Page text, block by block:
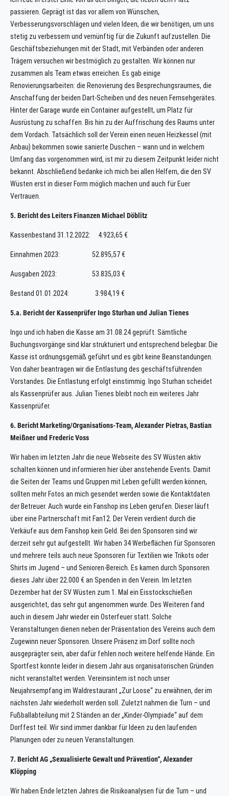
passieren. Geprägt ist das vor allem von Wünschen,
Verbesserungsvorschlägen und vielen Ideen, die wir benötigen, um uns
stetig zu verbessern und vernünftig für die Zukunft aufzustellen. Die
Geschäftsbeziehungen mit der Stadt, mit Verbänden oder anderen
Trägern versuchen wir bestmöglich zu gestalten. Wir können nur
zusammen als Team etwas erreichen. Es gab einige
Renovierungsarbeiten: die Renovierung des Besprechungsraumes, die
Anschaffung der beiden Dart-Scheiben und des neuen Fernsehgerätes.
Hinter der Garage wurde ein Container aufgestellt, um Platz für
Ausrüstung zu schaffen. Bis hin zu der Auffrischung des Raums unter
dem Vordach. Tatsächlich soll der Verein einen neuen Heizkessel (mit
Anbau) bekommen sowie sanierte Duschen – wann und in welchem
Umfang das vorgenommen wird, ist mir zu diesem Zeitpunkt leider nicht
bekannt. Abschließend bedanke ich mich bei allen Helfern, die den SV
Wüsten erst in dieser Form möglich machen und auch für Euer
Vertrauen.
5. Bericht des Leiters Finanzen Michael Döblitz
Kassenbestand 31.12.2022: 4.923,65 €
Einnahmen 2023: 52.895,57 €
Ausgaben 2023: 53.835,03 €
Bestand 01.01.2024: 3.984,19 €
5.a. Bericht der Kassenprüfer Ingo Sturhan und Julian Tienes
Ingo und ich haben die Kasse am 31.08.24 geprüft. Sämtliche
Buchungsvorgänge sind klar strukturiert und entsprechend belegbar. Die
Kasse ist ordnungsgemäß geführt und es gibt keine Beanstandungen.
Von daher beantragen wir die Entlastung des geschäftsführenden
Vorstandes. Die Entlastung erfolgt einstimmig. Ingo Sturhan scheidet
als Kassenprüfer aus. Julian Tienes bleibt noch ein weiteres Jahr
Kassenprüfer.
6. Bericht Marketing/Organisations-Team, Alexander Pietras, Bastian
Meißner und FredericVoss
Wir haben im letzten Jahr die neue Webseite des SV Wüsten aktiv
schalten können und informieren hier über anstehende Events. Damit
die Seiten der Teams und Gruppen mit Leben gefüllt werden können,
sollten mehr Fotos an mich gesendet werden sowie die Kontaktdaten
der Betreuer. Auch wurde ein Fanshop ins Leben gerufen. Dieser läuft
über eine Partnerschaft mit Fan12. Der Verein verdient durch die
Verkäufe aus dem Fanshop kein Geld. Bei den Sponsoren sind wir
derzeit sehr gut aufgestellt. Wir haben 34 Werbeflächen für Sponsoren
und mehrere teils auch neue Sponsoren für Textilien wie Trikots oder
Shirts im Jugend – und Senioren-Bereich. Es kamen durch Sponsoren
dieses Jahr über 22.000 € an Spenden in den Verein. Im letzten
Dezember hat der SV Wüsten zum 1. Mal ein Eisstockschießen
ausgerichtet, das sehr gut angenommen wurde. Des Weiteren fand
auch in diesem Jahr wieder ein Osterfeuer statt. Solche
Veranstaltungen dienen neben der Präsentation des Vereins auch dem
Zugewinn neuer Sponsoren. Unsere Präsenz im Dorf sollte noch
ausgeprägter sein, aber dafür fehlen noch weitere helfende Hände. Ein
Sportfest konnte leider in diesem Jahr aus organisatorischen Gründen
nicht veranstaltet werden. Vereinsintern ist noch unser
Neujahrsempfang im Waldrestaurant „Zur Loose“ zu erwähnen, der im
nächsten Jahr wiederholt werden soll. Zuletzt nahmen die Turn – und
Fußballabteilung mit 2 Ständen an der „Kinder-Olympiade“ auf dem
Dorffest teil. Wir sind immer dankbar für Ideen zu den laufenden
Planungen oder zu neuen Veranstaltungen.
7. Bericht AG „Sexualisierte Gewalt und Prävention“, Alexander
Klöpping
Wir haben Ende letzten Jahres die Risikoanalysen für die Turn – und